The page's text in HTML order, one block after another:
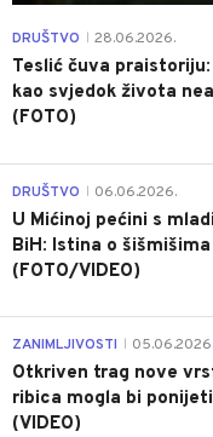
DRUŠTVO 28.06.2026.
Teslić čuva
kao svjedok života
(FOTO)
DRUŠTVO 06.06.2026.
U Mićinoj pećini s
BiH: Istina o
(FOTO/VIDEO)
ZANIMLJIVOSTI 05.06.2026.
Otkriven trag nove
ribica mogla bi
(VIDEO)